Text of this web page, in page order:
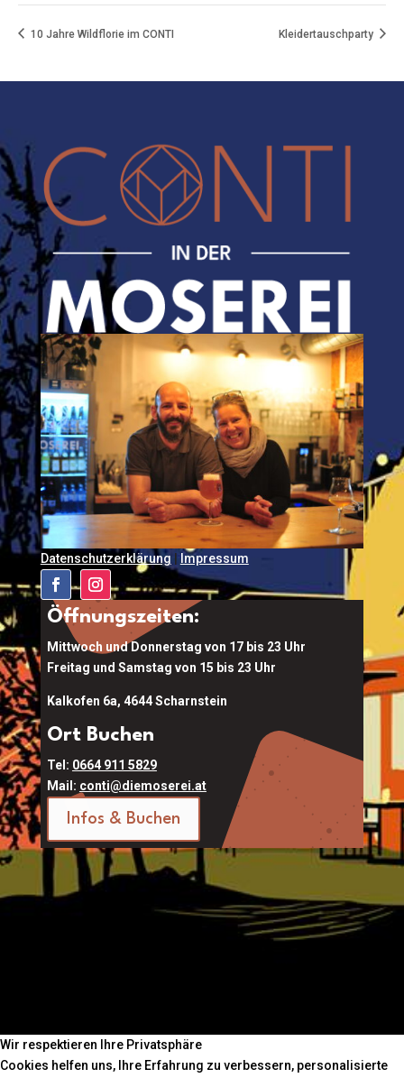
10 Jahre Wildflorie im CONTI Kleidertauschparty
Datenschutzerklärung | Impressum
Öffnungszeiten:
Mittwoch und Donnerstag von 17 bis 23 Uhr
Freitag und Samstag von 15 bis 23 Uhr
Kalkofen 6a, 4644 Scharnstein
Ort Buchen
Tel: 0664 911 5829
Mail: conti@diemoserei.at
Infos & Buchen
Wir respektieren Ihre Privatsphäre
Cookies helfen uns, Ihre Erfahrung zu verbessern, personalisierte